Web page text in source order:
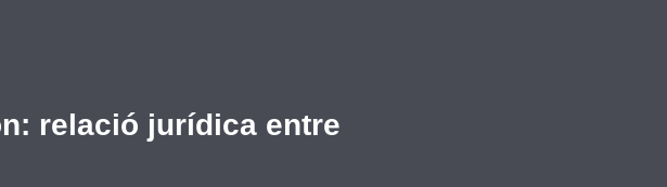
relació jurídica entre